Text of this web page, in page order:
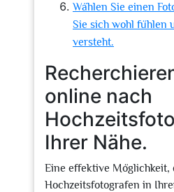
Wählen Sie einen
Sie sich wohl fühlen
versteht.
online nach
Ihrer Nähe.
Eine effektive Möglichkeit,
Hochzeitsfotografen in